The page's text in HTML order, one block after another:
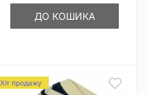
ДО КОШИКА
Хіт продажу